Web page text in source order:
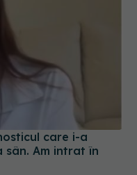
care i-a
sân. Am intrat în